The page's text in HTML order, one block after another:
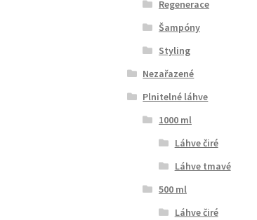
Regenerace
Šampóny
Styling
Nezařazené
Plnitelné láhve
1000 ml
Láhve čiré
Láhve tmavé
500 ml
Láhve čiré